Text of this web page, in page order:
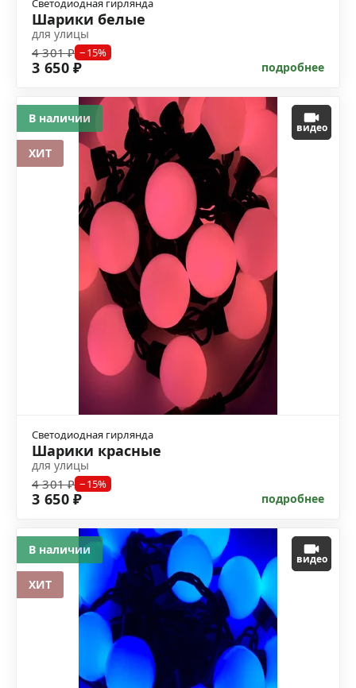
Светодиодная гирлянда
Шарики белые
для улицы
4 301 ₽ −15%
3 650 ₽ подробнее
видео
Светодиодная гирлянда
Шарики красные
для улицы
4 301 ₽ −15%
3 650 ₽ подробнее
В наличии
ХИТ
видео
В наличии
ХИТ